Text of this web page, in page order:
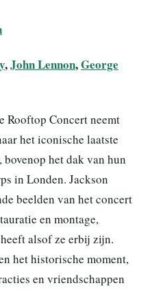
,John Lennon,George
Rooftop Concert neemt
het iconische laatste
het dak van hun
in Londen. Jackson
beelden van het concert
en montage,
alsof ze erbij zijn.
het historische moment,
en vriendschappen